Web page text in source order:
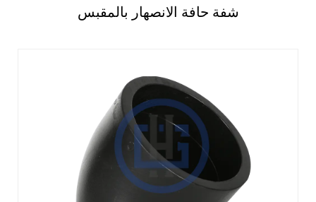
شفة حافة الانصهار بالمقبس